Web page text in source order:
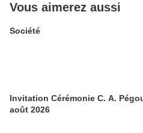
Vous aimerez aussi
Société
Invitation Cérémonie C. A.
août 2026